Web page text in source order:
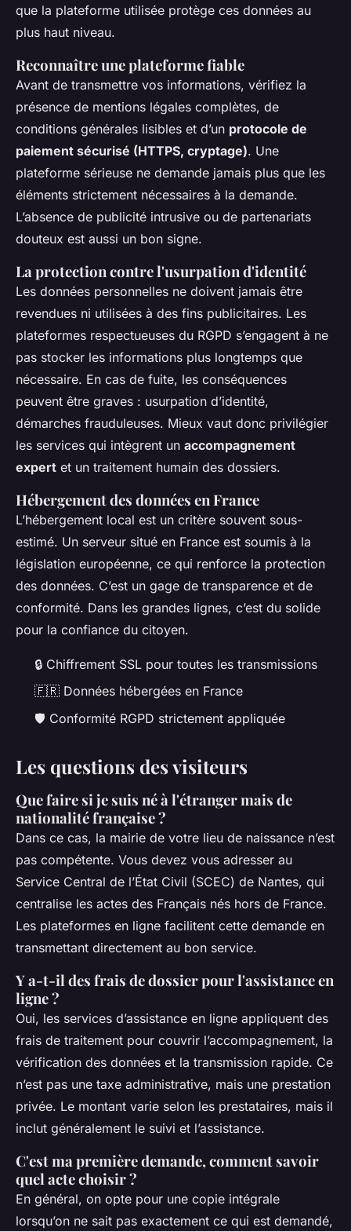
que la plateforme utilisée protège ces données au
plus haut niveau.
Reconnaître une plateforme fiable
Avant de transmettre vos informations, vérifiez la
présence de mentions légales complètes, de
conditions générales lisibles et d’un protocole de
paiement sécurisé (HTTPS, cryptage). Une
plateforme sérieuse ne demande jamais plus que les
éléments strictement nécessaires à la demande.
L’absence de publicité intrusive ou de partenariats
douteux est aussi un bon signe.
La protection contre l'usurpation d'identité
Les données personnelles ne doivent jamais être
revendues ni utilisées à des fins publicitaires. Les
plateformes respectueuses du RGPD s’engagent à ne
pas stocker les informations plus longtemps que
nécessaire. En cas de fuite, les conséquences
peuvent être graves : usurpation d’identité,
démarches frauduleuses. Mieux vaut donc privilégier
les services qui intègrent un accompagnement
expert et un traitement humain des dossiers.
Hébergement des données en France
L’hébergement local est un critère souvent sous-
estimé. Un serveur situé en France est soumis à la
législation européenne, ce qui renforce la protection
des données. C’est un gage de transparence et de
conformité. Dans les grandes lignes, c’est du solide
pour la confiance du citoyen.
🔒 Chiffrement SSL pour toutes les transmissions
🇫🇷 Données hébergées en France
🛡️ Conformité RGPD strictement appliquée
Les questions des visiteurs
Que faire si je suis né à l'étranger mais de
nationalité française ?
Dans ce cas, la mairie de votre lieu de naissance n’est
pas compétente. Vous devez vous adresser au
Service Central de l’État Civil (SCEC) de Nantes, qui
centralise les actes des Français nés hors de France.
Les plateformes en ligne facilitent cette demande en
transmettant directement au bon service.
Y a-t-il des frais de dossier pour l'assistance en
ligne ?
Oui, les services d’assistance en ligne appliquent des
frais de traitement pour couvrir l’accompagnement, la
vérification des données et la transmission rapide. Ce
n’est pas une taxe administrative, mais une prestation
privée. Le montant varie selon les prestataires, mais il
inclut généralement le suivi et l’assistance.
C'est ma première demande, comment savoir
quel acte choisir ?
En général, on opte pour une copie intégrale
lorsqu’on ne sait pas exactement ce qui est demandé,